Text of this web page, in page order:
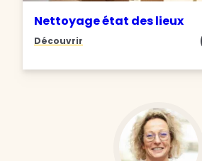
Nettoyage état des lieux
Découvrir